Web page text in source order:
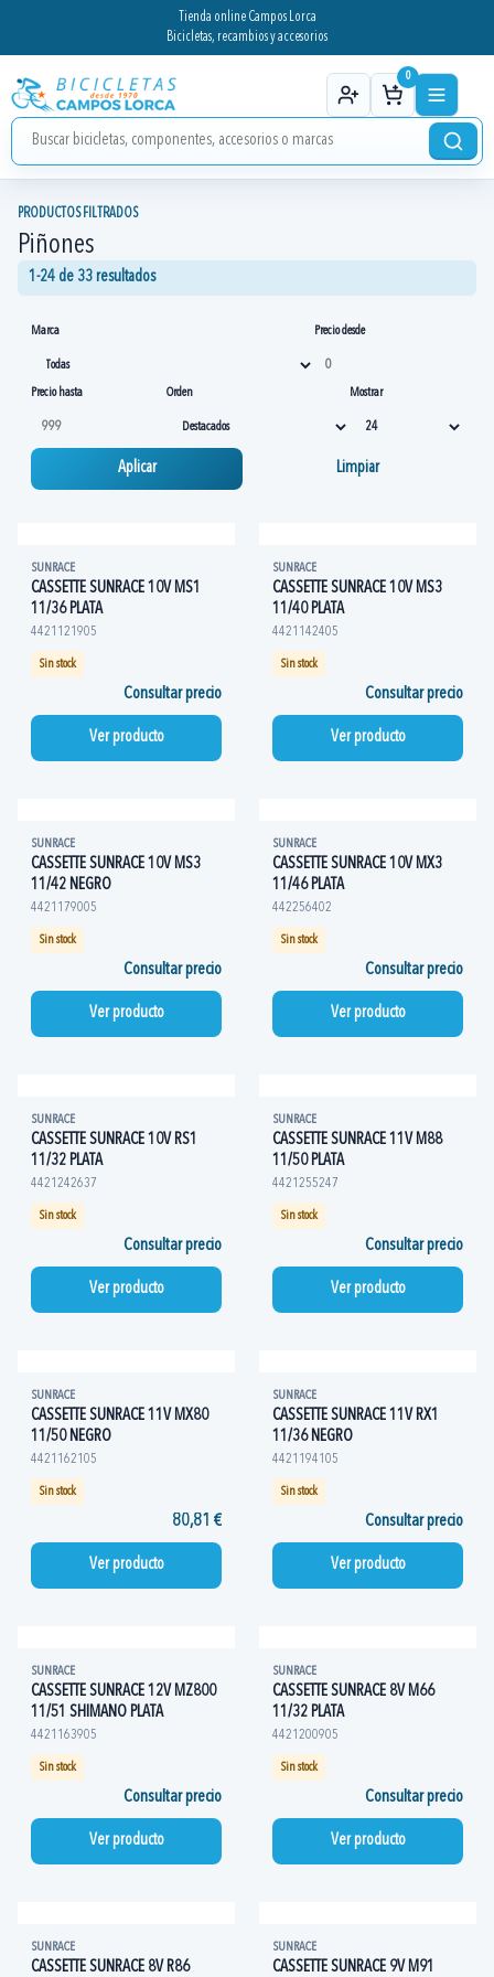
Tienda online Campos Lorca
Bicicletas, recambios y accesorios
0
PRODUCTOS FILTRADOS
Piñones
1-24 de 33 resultados
Marca Precio desde
Precio hasta Orden Mostrar
Aplicar Limpiar
SUNRACE
CASSETTE SUNRACE 10V MS1
11/36 PLATA
4421121905
Sin stock
Consultar precio
Ver producto
SUNRACE
CASSETTE SUNRACE 10V MS3
11/40 PLATA
4421142405
Sin stock
Consultar precio
Ver producto
SUNRACE
CASSETTE SUNRACE 10V MS3
11/42 NEGRO
4421179005
Sin stock
Consultar precio
Ver producto
SUNRACE
CASSETTE SUNRACE 10V MX3
11/46 PLATA
442256402
Sin stock
Consultar precio
Ver producto
SUNRACE
CASSETTE SUNRACE 10V RS1
11/32 PLATA
4421242637
Sin stock
Consultar precio
Ver producto
SUNRACE
CASSETTE SUNRACE 11V M88
11/50 PLATA
4421255247
Sin stock
Consultar precio
Ver producto
SUNRACE
CASSETTE SUNRACE 11V MX80
11/50 NEGRO
4421162105
Sin stock
80,81 €
Ver producto
SUNRACE
CASSETTE SUNRACE 11V RX1
11/36 NEGRO
4421194105
Sin stock
Consultar precio
Ver producto
SUNRACE
CASSETTE SUNRACE 12V MZ800
11/51 SHIMANO PLATA
4421163905
Sin stock
Consultar precio
Ver producto
SUNRACE
CASSETTE SUNRACE 8V M66
11/32 PLATA
4421200905
Sin stock
Consultar precio
Ver producto
SUNRACE
CASSETTE SUNRACE 8V R86
SUNRACE
CASSETTE SUNRACE 9V M91